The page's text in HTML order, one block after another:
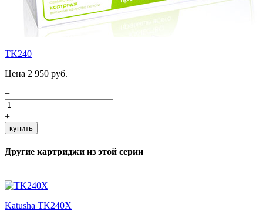
TK240
Цена 2 950 руб.
−
+
купить
Другие картриджи из этой серии
Katusha TK240X